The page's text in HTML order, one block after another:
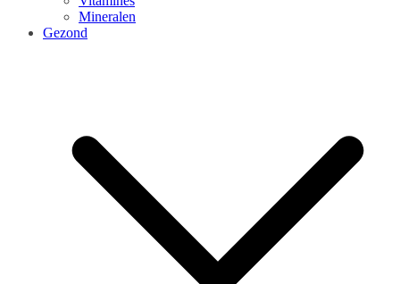
Mineralen
Gezond